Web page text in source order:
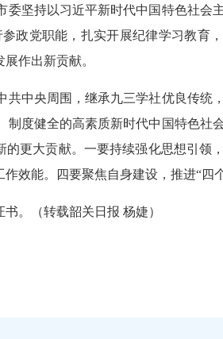
坚持以习近平新时代中国特色社会
政党职能，扎实开展纪律学习教育
发展作出新贡献。
中央周围，继承九三学社优良传统
度健全的高素质新时代中国特色社
更大贡献。一要持续强化思想引领
作效能。四要聚焦自身建设，推进“
。（转载韶关日报 杨婕）